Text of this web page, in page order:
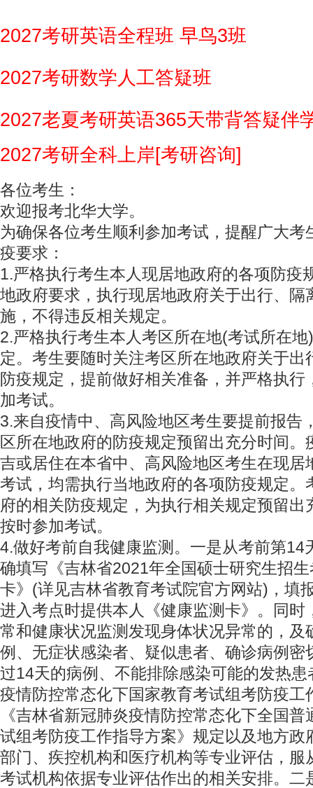
2027考研英语全程班 早鸟3班
2027考研数学人工答疑班
2027老夏考研英语365天带背答疑伴
2027考研全科上岸[考研咨询]
各位考生：
欢迎报考北华大学。
为确保各位考生顺利参加考试，提醒广大考
疫要求：
1.严格执行考生本人现居地政府的各项防疫
地政府要求，执行现居地政府关于出行、隔
施，不得违反相关规定。
2.严格执行考生本人考区所在地(考试所在
定。考生要随时关注考区所在地政府关于出
防疫规定，提前做好相关准备，并严格执行
加考试。
3.来自疫情中、高风险地区考生要提前报告
区所在地政府的防疫规定预留出充分时间。
吉或居住在本省中、高风险地区考生在现居
考试，均需执行当地政府的各项防疫规定。
府的相关防疫规定，为执行相关规定预留出
按时参加考试。
4.做好考前自我健康监测。一是从考前第14
确填写《吉林省2021年全国硕士研究生招
卡》(详见吉林省教育考试院官方网站)，填
进入考点时提供本人《健康监测卡》。同时
常和健康状况监测发现身体状况异常的，及
例、无症状感染者、疑似患者、确诊病例密
过14天的病例、不能排除感染可能的发热
疫情防控常态化下国家教育考试组考防疫工
《吉林省新冠肺炎疫情防控常态化下全国
试组考防疫工作指导方案》规定以及地方政
部门、疾控机构和医疗机构等专业评估，服
考试机构依据专业评估作出的相关安排。二